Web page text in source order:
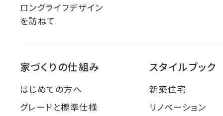
ロングライフデザイン
を訪ねて
家づくりの仕組み
はじめての方へ
グレードと標準仕様
スタイルブック
新築住宅
リノベーション